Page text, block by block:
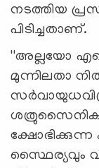
നടത്തിയ
പിടിച്ചതാണ്.
''അല്ലയോ
മുന്നിലതാ
സ്ഥൈര്യവും